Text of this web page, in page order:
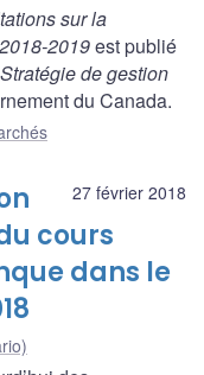
sur la
2019est publié
Stratégie de gestion
du Canada.
27 février 2018
cours
dans le